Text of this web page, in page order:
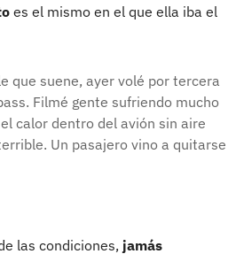
es el mismo en el que ella iba el
que suene, ayer volé por tercera
Filmé gente sufriendo mucho
calor dentro del avión sin aire
Un pasajero vino a quitarse
las condiciones, jamás